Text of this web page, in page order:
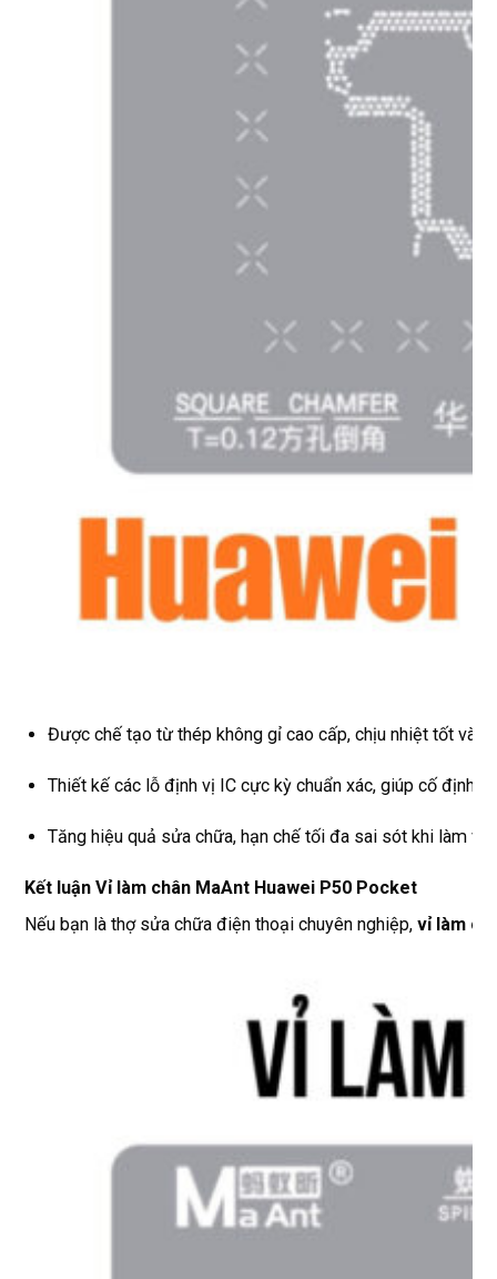
Được chế tạo từ thép không gỉ cao cấp, chịu nhiệt tốt và
Thiết kế các lỗ định vị IC cực kỳ chuẩn xác, giúp cố định
Tăng hiệu quả sửa chữa, hạn chế tối đa sai sót khi làm
Kết luận Vỉ làm chân MaAnt Huawei P50 Pocket
Nếu bạn là thợ sửa chữa điện thoại chuyên nghiệp, vỉ làm